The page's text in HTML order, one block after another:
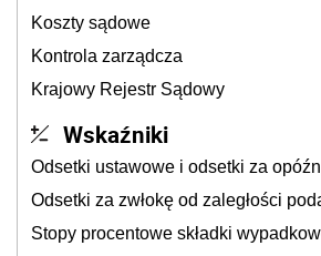
Koszty sądowe
Kontrola zarządcza
Krajowy Rejestr Sądowy
Wskaźniki
Odsetki ustawowe i odsetki za
Odsetki za zwłokę od zaległości
Stopy procentowe składki